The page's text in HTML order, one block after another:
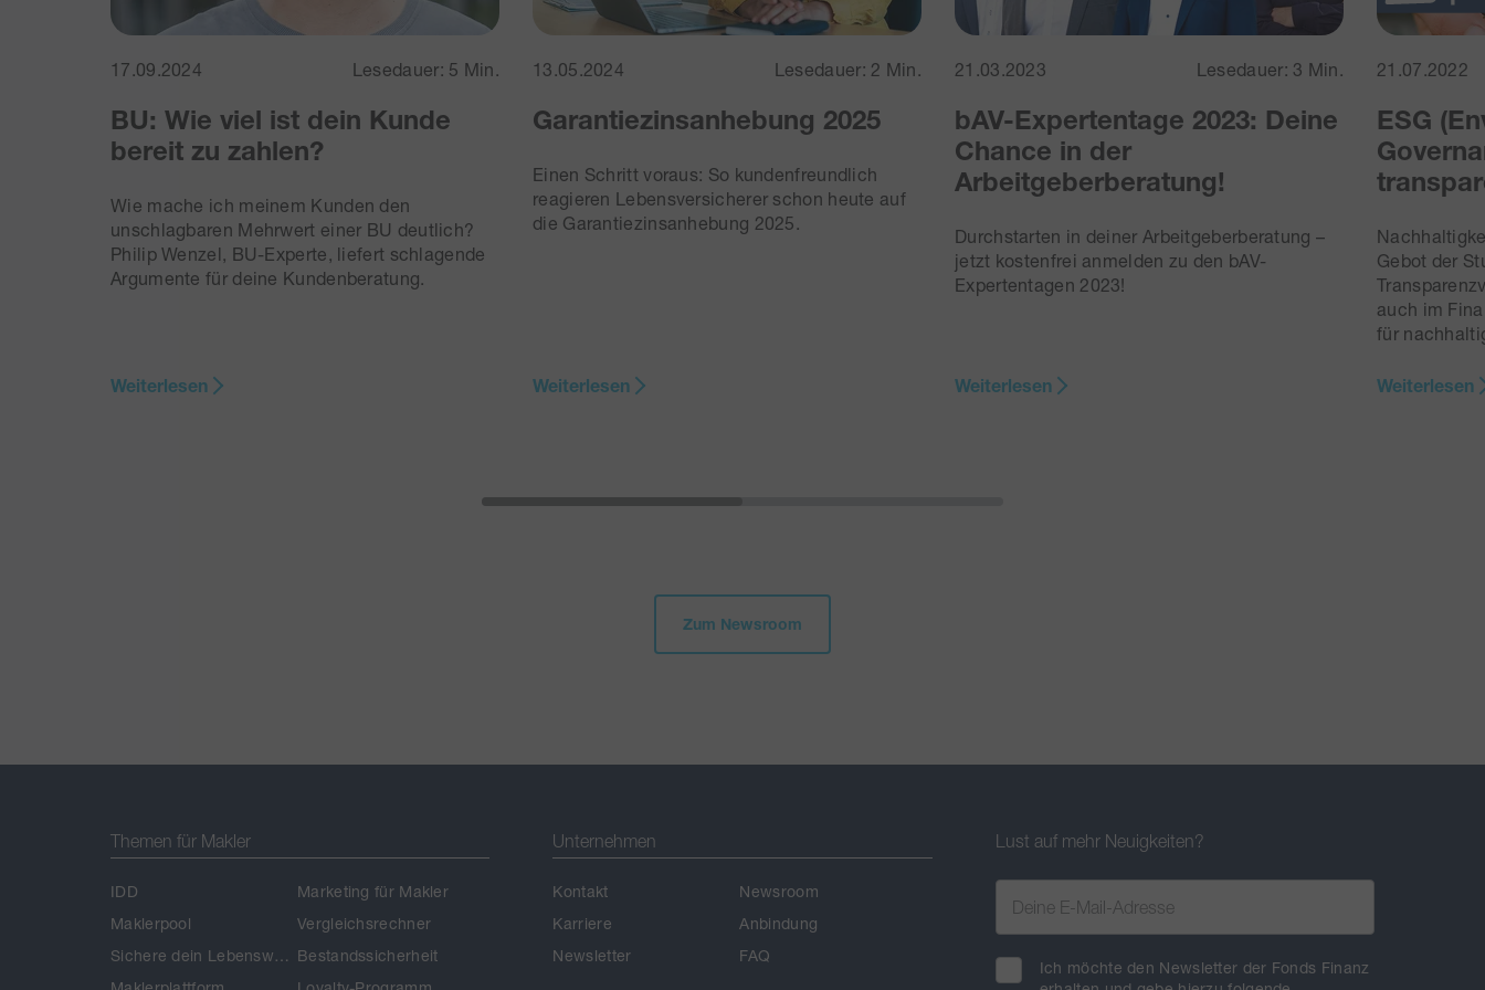
17.09.2024 Lesedauer: 5 Min.
BU: Wie viel ist dein Kunde
bereit zu zahlen?
Wie mache ich meinem Kunden den
unschlagbaren Mehrwert einer BU deutlich?
Philip Wenzel, BU-Experte, liefert schlagende
Argumente für deine Kundenberatung.
Weiterlesen
13.05.2024 Lesedauer: 2 Min.
Garantiezinsanhebung 2025
Einen Schritt voraus: So kundenfreundlich
reagieren Lebensversicherer schon heute auf
die Garantiezinsanhebung 2025.
Weiterlesen
21.03.2023 Lesedauer: 3 Min.
bAV-Expertentage 2023: Deine
Chance in der
Arbeitgeberberatung!
Durchstarten in deiner Arbeitgeberberatung –
jetzt kostenfrei anmelden zu den bAV-
Expertentagen 2023!
Weiterlesen
21.07.2022
ESG
Gebot der
auch im
für
Weiterlesen
Zum Newsroom
Themen für Makler
IDD
Marketing für Makler
Maklerpool
Vergleichsrechner
Sichere dein Lebenswerk Bestandssicherheit
Unternehmen
Kontakt
Newsroom
Karriere
Anbindung
Newsletter
FAQ
Lust auf mehr Neuigkeiten?
Ich möchte den Newsletter der Fonds Finanz